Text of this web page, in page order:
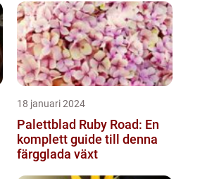
18 januari 2024
Palettblad Ruby Road: En
komplett guide till denna
färgglada växt